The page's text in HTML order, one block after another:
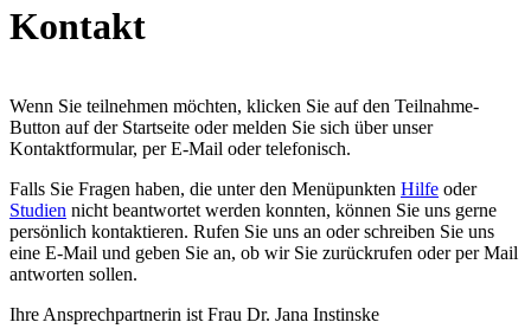
Kontakt
Wenn Sie teilnehmen möchten, klicken Sie auf den Teilnahme-
Button auf der Startseite oder melden Sie sich über unser
Kontaktformular, per E-Mail oder telefonisch.
Falls Sie Fragen haben, die unter den Menüpunkten Hilfe oder
Studien nicht beantwortet werden konnten, können Sie uns gerne
persönlich kontaktieren. Rufen Sie uns an oder schreiben Sie uns
eine E-Mail und geben Sie an, ob wir Sie zurückrufen oder per Mail
antworten sollen.
Ihre Ansprechpartnerin ist Frau Dr. Jana Instinske